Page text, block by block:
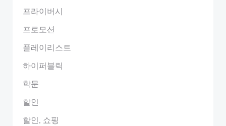
프라이버시
프로모션
플레이리스트
하이퍼블릭
학문
할인
할인, 쇼핑